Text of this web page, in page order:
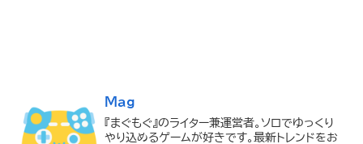
Mag
『まぐもぐ』のライター兼運営者。ソロでゆっくり
やり込めるゲームが好きです。最新トレンドをお